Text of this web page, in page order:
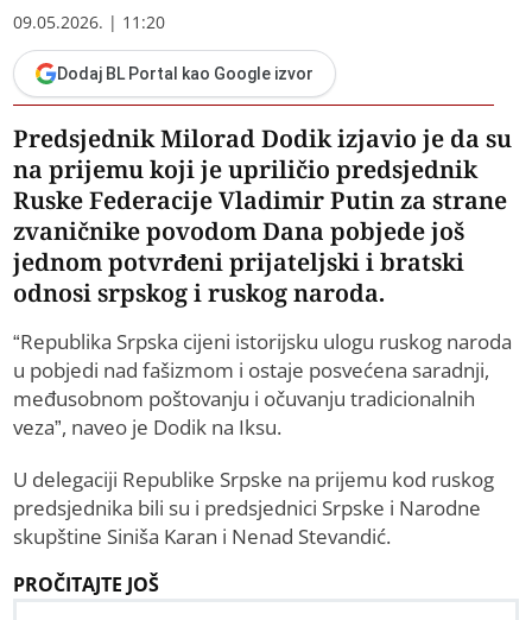
09.05.2026. | 11:20
Dodaj BL Portal kao Google izvor
Predsjednik Milorad Dodik izjavio je da su
na prijemu koji je upriličio predsjednik
Ruske Federacije Vladimir Putin za strane
zvaničnike povodom Dana pobjede još
jednom potvrđeni prijateljski i bratski
odnosi srpskog i ruskog naroda.
“Republika Srpska cijeni istorijsku ulogu ruskog naroda
u pobjedi nad fašizmom i ostaje posvećena saradnji,
međusobnom poštovanju i očuvanju tradicionalnih
veza”, naveo je Dodik na Iksu.
U delegaciji Republike Srpske na prijemu kod ruskog
predsjednika bili su i predsjednici Srpske i Narodne
skupštine Siniša Karan i Nenad Stevandić.
PROČITAJTE JOŠ